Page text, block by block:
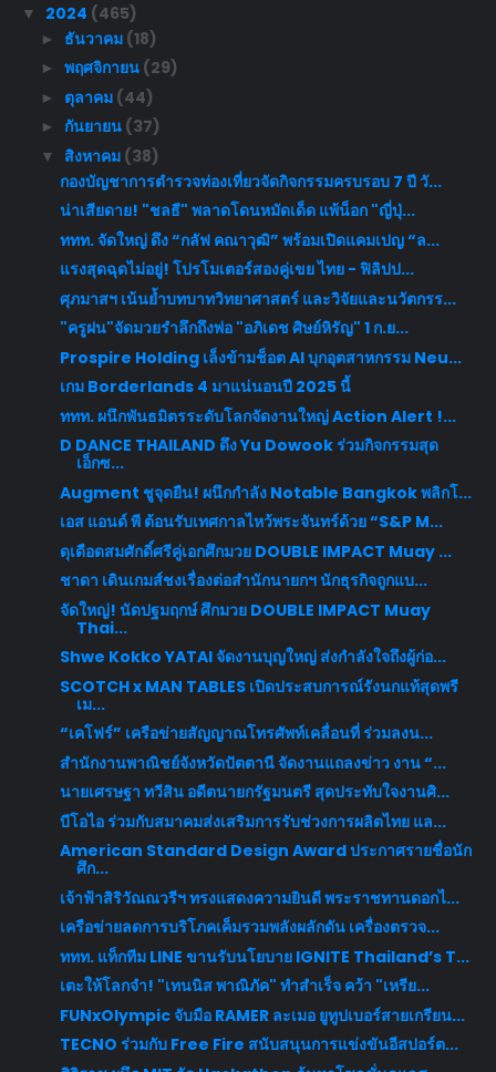
▼ 2024 (465)
► ธันวาคม (18)
► พฤศจิกายน (29)
► ตุลาคม (44)
► กันยายน (37)
▼ สิงหาคม (38)
กองบัญชาการตำรวจท่องเที่ยวจัดกิจกรรมครบรอบ 7 ปี วั...
น่าเสียดาย! "ชลธี" พลาดโดนหมัดเด็ด แพ้น็อก "ญี่ปุ่...
ททท. จัดใหญ่ ดึง “กลัฟ คณาวุฒิ” พร้อมเปิดแคมเปญ “ล...
แรงสุดฉุดไม่อยู่! โปรโมเตอร์สองคู่เขย ไทย - ฟิลิปป...
ศุภมาสฯ เน้นย้ำบทบาทวิทยาศาสตร์ และวิจัยและนวัตกรร...
"ครูฝน"จัดมวยรำลึกถึงพ่อ "อภิเดช ศิษย์หิรัญ" 1 ก.ย...
Prospire Holding เล็งข้ามช็อต AI บุกอุตสาหกรรม Neu...
เกม Borderlands 4 มาแน่นอนปี 2025 นี้
ททท. ผนึกพันธมิตรระดับโลกจัดงานใหญ่ Action Alert !...
D DANCE THAILAND ดึง Yu Dowook ร่วมกิจกรรมสุด
เอ็กซ...
Augment ชูจุดยืน! ผนึกกำลัง Notable Bangkok พลิกโ...
เอส แอนด์ พี ต้อนรับเทศกาลไหว้พระจันทร์ด้วย “S&P M...
ดุเดือดสมศักดิ์ศรีคู่เอกศึกมวย DOUBLE IMPACT Muay ...
ชาดา เดินเกมส์ชงเรื่องต่อสำนักนายกฯ นักธุรกิจถูกแบ...
จัดใหญ่! นัดปฐมฤกษ์ ศึกมวย DOUBLE IMPACT Muay
Thai...
Shwe Kokko YATAI จัดงานบุญใหญ่ ส่งกำลังใจถึงผู้ก่อ...
SCOTCH x MAN TABLES เปิดประสบการณ์รังนกแท้สุดพรี
เม...
“เคโฟร์” เครือข่ายสัญญาณโทรศัพท์เคลื่อนที่ ร่วมลงน...
สำนักงานพาณิชย์จังหวัดปัตตานี จัดงานแถลงข่าว งาน “...
นายเศรษฐา ทวีสิน อดีตนายกรัฐมนตรี สุดประทับใจงานศิ...
บีโอไอ ร่วมกับสมาคมส่งเสริมการรับช่วงการผลิตไทย แล...
American Standard Design Award ประกาศรายชื่อนัก
ศึก...
เจ้าฟ้าสิริวัณณวรีฯ ทรงแสดงความยินดี พระราชทานดอกไ...
เครือข่ายลดการบริโภคเค็มรวมพลังผลักดัน เครื่องตรวจ...
ททท. แท็กทีม LINE ขานรับนโยบาย IGNITE Thailand’s T...
เตะให้โลกจำ! "เทนนิส พาณิภัค" ทำสำเร็จ คว้า "เหรีย...
FUNxOlympic จับมือ RAMER ละเมอ ยูทูปเบอร์สายเกรียน...
TECNO ร่วมกับ Free Fire สนับสนุนการแข่งขันอีสปอร์ต...